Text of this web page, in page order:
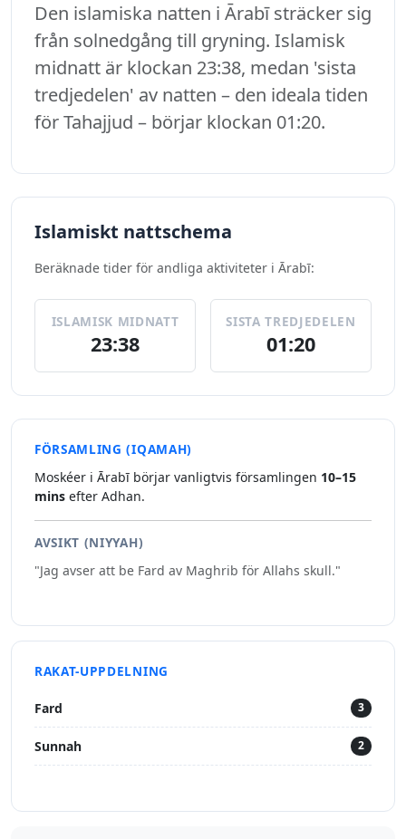
Den islamiska natten i Ārabī sträcker sig
från solnedgång till gryning. Islamisk
midnatt är klockan 23:38, medan 'sista
tredjedelen' av natten – den ideala tiden
för Tahajjud – börjar klockan 01:20.
Islamiskt nattschema
Beräknade tider för andliga aktiviteter i Ārabī:
ISLAMISK MIDNATT
23:38
SISTA TREDJEDELEN
01:20
FÖRSAMLING (IQAMAH)
Moskéer i Ārabī börjar vanligtvis församlingen 10–15
mins efter Adhan.
AVSIKT (NIYYAH)
"Jag avser att be Fard av Maghrib för Allahs skull."
RAKAT-UPPDELNING
Fard 3
Sunnah 2